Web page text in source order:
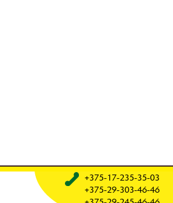
+375-17-235-35-03
+375-29-303-46-46